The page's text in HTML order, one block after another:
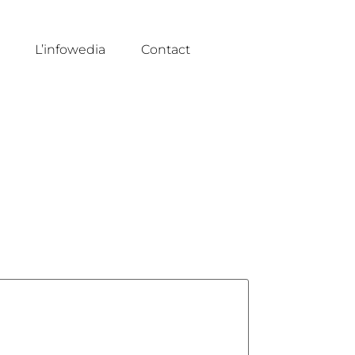
L’infowedia Contact